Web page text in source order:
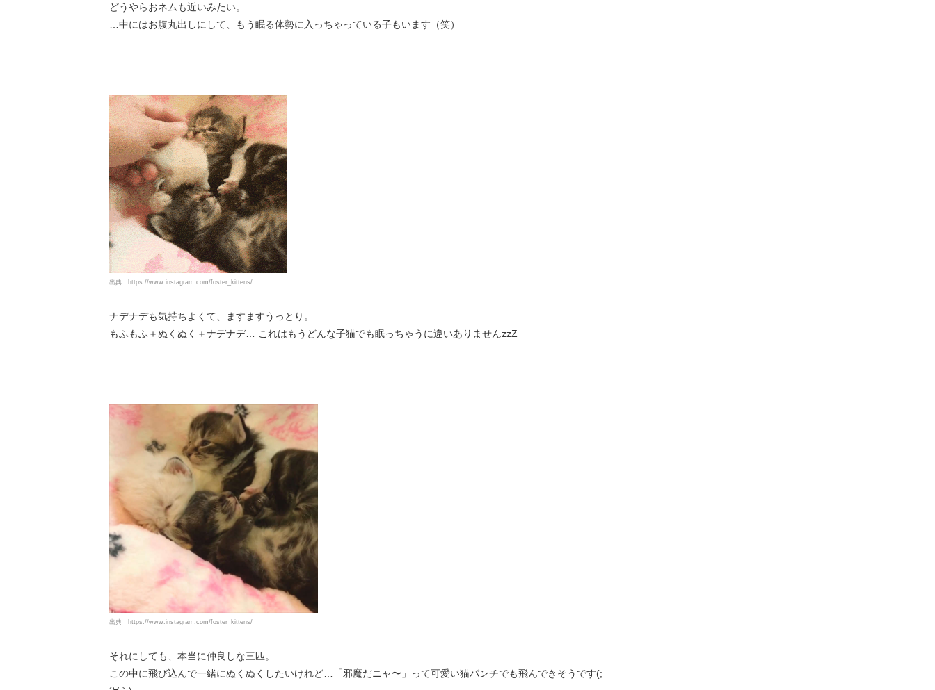
どうやらおネムも近いみたい。
…中にはお腹丸出しにして、もう眠る体勢に入っちゃっている子もいます（笑）
出典 https://www.instagram.com/foster_kittens/
ナデナデも気持ちよくて、ますますうっとり。
もふもふ＋ぬくぬく＋ナデナデ… これはもうどんな子猫でも眠っちゃうに違いありませんzzZ
出典 https://www.instagram.com/foster_kittens/
それにしても、本当に仲良しな三匹。
この中に飛び込んで一緒にぬくぬくしたいけれど…「邪魔だニャ〜」って可愛い猫パンチでも飛んできそうです(;